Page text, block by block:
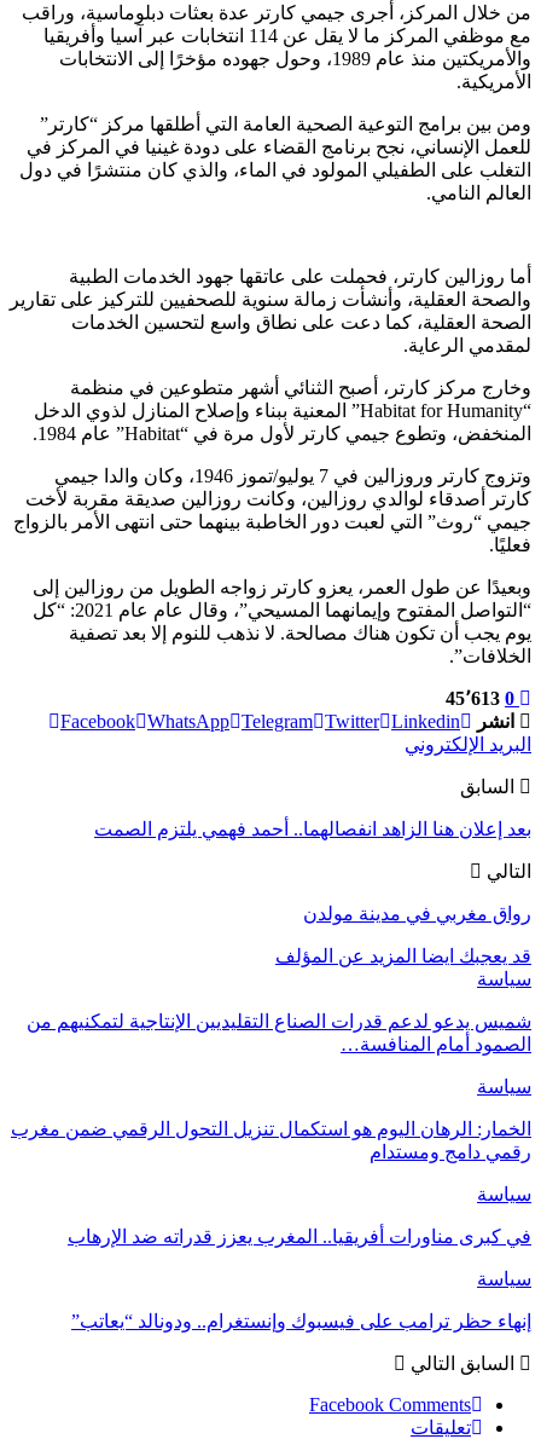
من خلال المركز، أجرى جيمي كارتر عدة بعثات دبلوماسية، وراقب
مع موظفي المركز ما لا يقل عن 114 انتخابات عبر آسيا وأفريقيا
والأمريكتين منذ عام 1989، وحول جهوده مؤخرًا إلى الانتخابات
الأمريكية.
ومن بين برامج التوعية الصحية العامة التي أطلقها مركز “كارتر”
للعمل الإنساني، نجح برنامج القضاء على دودة غينيا في المركز في
التغلب على الطفيلي المولود في الماء، والذي كان منتشرًا في دول
العالم النامي.
أما روزالين كارتر، فحملت على عاتقها جهود الخدمات الطبية
والصحة العقلية، وأنشأت زمالة سنوية للصحفيين للتركيز على تقارير
الصحة العقلية، كما دعت على نطاق واسع لتحسين الخدمات
لمقدمي الرعاية.
وخارج مركز كارتر، أصبح الثنائي أشهر متطوعين في منظمة
“Habitat for Humanity” المعنية ببناء وإصلاح المنازل لذوي الدخل
المنخفض، وتطوع جيمي كارتر لأول مرة في “Habitat” عام 1984.
وتزوج كارتر وروزالين في 7 يوليو/تموز 1946، وكان والدا جيمي
كارتر أصدقاء لوالدي روزالين، وكانت روزالين صديقة مقربة لأخت
جيمي “روث” التي لعبت دور الخاطبة بينهما حتى انتهى الأمر بالزواج
فعليًا.
وبعيدًا عن طول العمر، يعزو كارتر زواجه الطويل من روزالين إلى
“التواصل المفتوح وإيمانهما المسيحي”، وقال عام عام 2021: “كل
يوم يجب أن تكون هناك مصالحة. لا نذهب للنوم إلا بعد تصفية
الخلافات”.
0 45٬613
انشر
Facebook WhatsApp Telegram Twitter Linkedin
البريد الإلكتروني
السابق
بعد إعلان هنا الزاهد انفصالهما.. أحمد فهمي يلتزم الصمت
التالي
رواق مغربي في مدينة مولدن
قد يعجبك ايضا المزيد عن المؤلف
سياسة
شميس يدعو لدعم قدرات الصناع التقليديين الإنتاجية لتمكنيهم من
الصمود أمام المنافسة…
سياسة
الخمار: الرهان اليوم هو استكمال تنزيل التحول الرقمي ضمن مغرب
رقمي دامج ومستدام
سياسة
في كبرى مناورات أفريقيا.. المغرب يعزز قدراته ضد الإرهاب
سياسة
إنهاء حظر ترامب على فيسبوك وإنستغرام.. ودونالد “يعاتب”
السابق التالي
Facebook Comments
تعليقات